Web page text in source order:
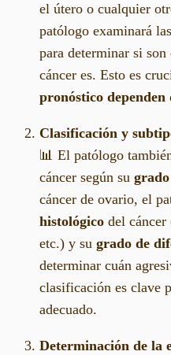
el útero o cualquier
patólogo examinará
para determinar si
cáncer es. Esto es
pronóstico
Clasificación y
📊 El patólogo
cáncer según su
cáncer de ovario, el
histológico del cáncer
etc.) y su grado de
determinar cuán
clasificación es clave
adecuado.
Determinación de la